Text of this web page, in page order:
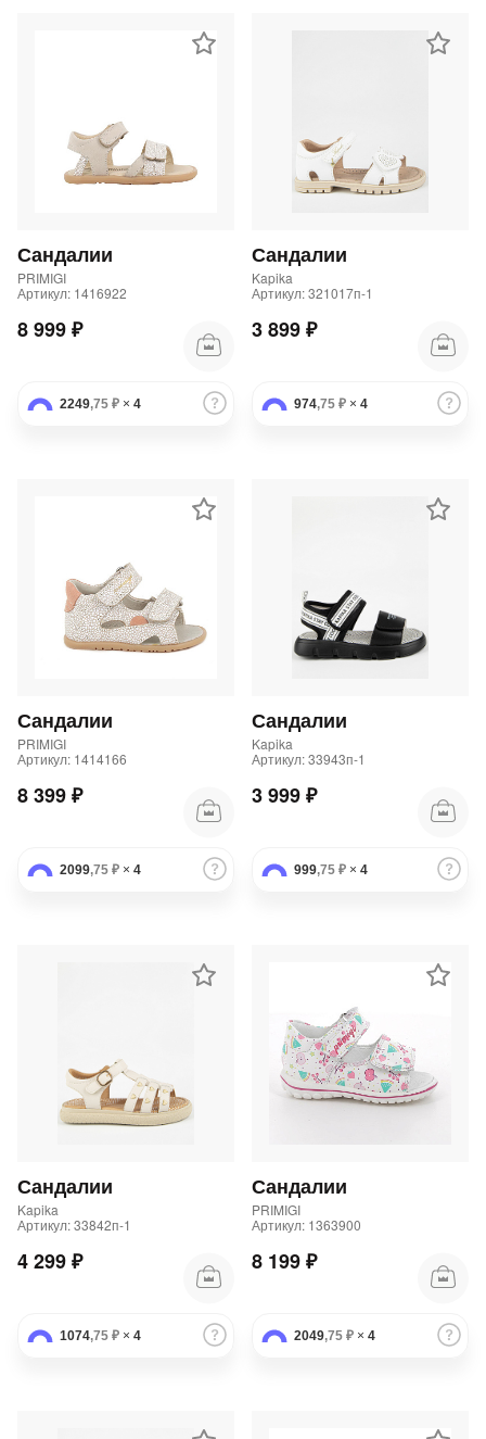
Сандалии
PRIMIGI
Артикул: 1416922
8 999 ₽
2249,75 ₽ × 4
Сандалии
Kapika
Артикул: 321017п-1
3 899 ₽
974,75 ₽ × 4
Сандалии
PRIMIGI
Артикул: 1414166
8 399 ₽
2099,75 ₽ × 4
Сандалии
Kapika
Артикул: 33943п-1
3 999 ₽
999,75 ₽ × 4
Сандалии
Kapika
Артикул: 33842п-1
4 299 ₽
1074,75 ₽ × 4
Сандалии
PRIMIGI
Артикул: 1363900
8 199 ₽
2049,75 ₽ × 4